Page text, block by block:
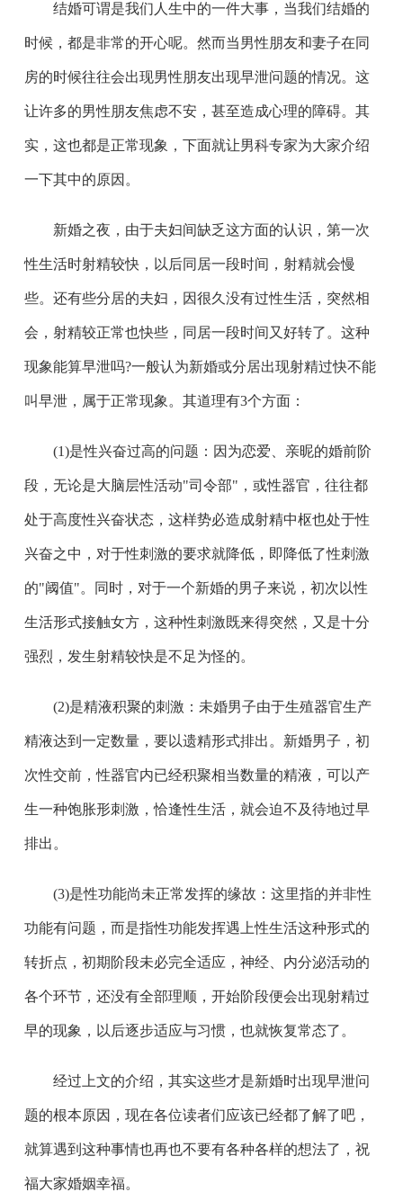
结婚可谓是我们人生中的一件大事，当我们结婚的
时候，都是非常的开心呢。然而当男性朋友和妻子在同
房的时候往往会出现男性朋友出现早泄问题的情况。这
让许多的男性朋友焦虑不安，甚至造成心理的障碍。其
实，这也都是正常现象，下面就让男科专家为大家介绍
一下其中的原因。
新婚之夜，由于夫妇间缺乏这方面的认识，第一次
性生活时射精较快，以后同居一段时间，射精就会慢
些。还有些分居的夫妇，因很久没有过性生活，突然相
会，射精较正常也快些，同居一段时间又好转了。这种
现象能算早泄吗?一般认为新婚或分居出现射精过快不能
叫早泄，属于正常现象。其道理有3个方面：
(1)是性兴奋过高的问题：因为恋爱、亲昵的婚前阶
段，无论是大脑层性活动"司令部"，或性器官，往往都
处于高度性兴奋状态，这样势必造成射精中枢也处于性
兴奋之中，对于性刺激的要求就降低，即降低了性刺激
的"阈值"。同时，对于一个新婚的男子来说，初次以性
生活形式接触女方，这种性刺激既来得突然，又是十分
强烈，发生射精较快是不足为怪的。
(2)是精液积聚的刺激：未婚男子由于生殖器官生产
精液达到一定数量，要以遗精形式排出。新婚男子，初
次性交前，性器官内已经积聚相当数量的精液，可以产
生一种饱胀形刺激，恰逢性生活，就会迫不及待地过早
排出。
(3)是性功能尚未正常发挥的缘故：这里指的并非性
功能有问题，而是指性功能发挥遇上性生活这种形式的
转折点，初期阶段未必完全适应，神经、内分泌活动的
各个环节，还没有全部理顺，开始阶段便会出现射精过
早的现象，以后逐步适应与习惯，也就恢复常态了。
经过上文的介绍，其实这些才是新婚时出现早泄问
题的根本原因，现在各位读者们应该已经都了解了吧，
就算遇到这种事情也再也不要有各种各样的想法了，祝
福大家婚姻幸福。